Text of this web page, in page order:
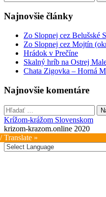
Najnovšie články
Zo Slopnej cez Belušské
Zo Slopnej cez Mojtín
Hrádok v Prečíne
Skalný hríb na Ostrej
Chata Zigovka – Horná
Najnovšie komentáre
Hľadať:
Krížom-krážom Slovenskom
krizom-krazom.online 2020
Translate »